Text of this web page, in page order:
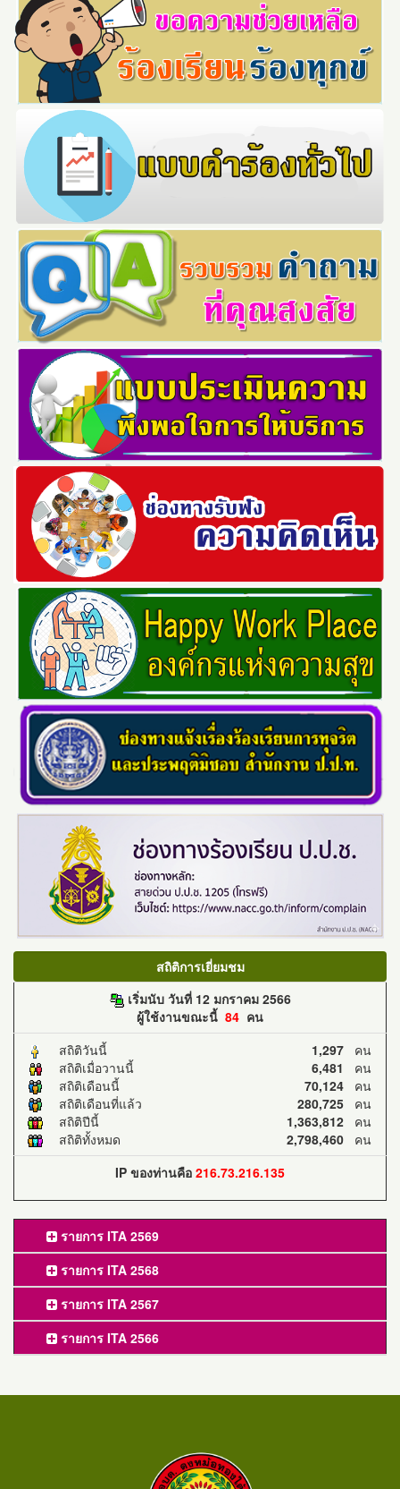
สถิติการเยี่ยมชม
เริ่มนับ วันที่ 12 มกราคม 2566
ผู้ใช้งานขณะนี้ 84 คน
สถิติวันนี้
1,297 คน
สถิติเมื่อวานนี้
6,481 คน
สถิติเดือนนี้
70,124 คน
สถิติเดือนที่แล้ว
280,725 คน
สถิติปีนี้
1,363,812 คน
สถิติทั้งหมด
2,798,460 คน
IP ของท่านคือ 216.73.216.135
รายการ ITA 2569
รายการ ITA 2568
รายการ ITA 2567
รายการ ITA 2566